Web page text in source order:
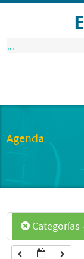
...
Agenda
Categorías
1:00 am
6:00 am